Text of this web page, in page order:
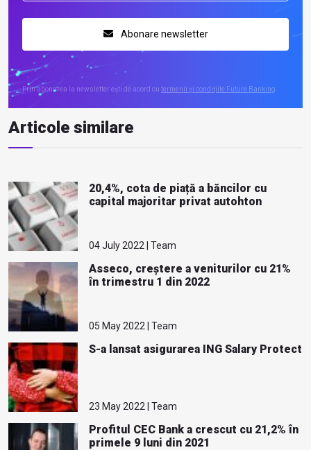
Abonare newsletter
Prin abonarea la newsletter ești de acord cu termenii și condițiile Future Banking
Articole similare
20,4%, cota de piață a băncilor cu
capital majoritar privat autohton
04 July 2022 | Team
Asseco, creștere a veniturilor cu 21%
în trimestru 1 din 2022
05 May 2022 | Team
S-a lansat asigurarea ING Salary Protect
23 May 2022 | Team
Profitul CEC Bank a crescut cu 21,2% în
primele 9 luni din 2021